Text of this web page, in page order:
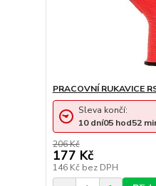
PRACOVNÍ RUKAVICE
206 Kč
177 Kč
146 Kč bez DPH
Sleva končí:
10 dní05 hod52